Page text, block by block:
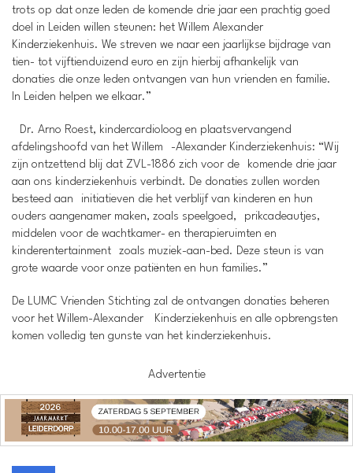
trots op dat onze leden de komende drie jaar een prachtig goed
doel in Leiden willen steunen: het Willem Alexander
Kinderziekenhuis. We streven we naar een jaarlijkse bijdrage van
tien- tot vijftienduizend euro en zijn hierbij afhankelijk van
donaties die onze leden ontvangen van hun vrienden en familie.
In Leiden helpen we elkaar.”
Dr. Arno Roest, kindercardioloog en plaatsvervangend
afdelingshoofd van het Willem -Alexander Kinderziekenhuis: “Wij
zijn ontzettend blij dat ZVL-1886 zich voor de komende drie jaar
aan ons kinderziekenhuis verbindt. De donaties zullen worden
besteed aan initiatieven die het verblijf van kinderen en hun
ouders aangenamer maken, zoals speelgoed, prikcadeautjes,
middelen voor de wachtkamer- en therapieruimten en
kinderentertainment zoals muziek-aan-bed. Deze steun is van
grote waarde voor onze patiënten en hun families.”
De LUMC Vrienden Stichting zal de ontvangen donaties beheren
voor het Willem-Alexander Kinderziekenhuis en alle opbrengsten
komen volledig ten gunste van het kinderziekenhuis.
Advertentie